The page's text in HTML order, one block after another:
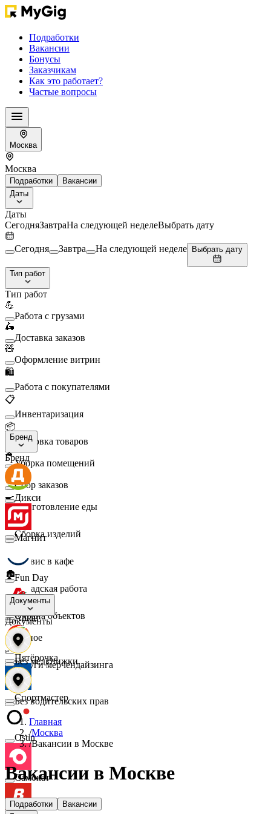
Подработки
Вакансии
Бонусы
Заказчикам
Как это работает?
Частые вопросы
Москва
Москва
Подработки
Вакансии
Даты
Даты
СегодняЗавтраНа следующей неделеВыбрать дату
Сегодня Завтра На следующей неделе Выбрать дату
Тип работ
Тип работ
💪
Работа с грузами
🛵
Доставка заказов
🧸
Оформление витрин
🛍️
Работа с покупателями
📋
Инвентаризация
📦
Упаковка товаров
🧹
Уборка помещений
🛒
Сбор заказов
🍳
Приготовление еды
🛠️
Сборка изделий
☕
Сервис в кафе
🏚️
Складская работа
🛡️
Охрана объектов
🔎
Разное
📈
Услуги мерчендайзинга
Бренд
Бренд
Дикси
Магнит
Fun Day
Ашан
Пятёрочка
Спортмастер
Ostin
Самокат
Документы
Документы
Без медкнижки
Без водительских прав
Главная
/Москва
/Вакансии в Москве
Вакансии в Москве
Подработки
Вакансии